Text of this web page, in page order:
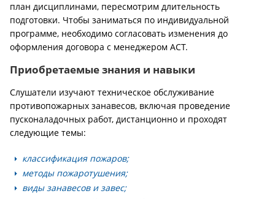
план дисциплинами, пересмотрим длительность
подготовки. Чтобы заниматься по индивидуальной
программе, необходимо согласовать изменения до
оформления договора с менеджером АСТ.
Приобретаемые знания и навыки
Слушатели изучают техническое обслуживание
противопожарных занавесов, включая проведение
пусконаладочных работ, дистанционно и проходят
следующие темы:
классификация пожаров;
методы пожаротушения;
виды занавесов и завес;